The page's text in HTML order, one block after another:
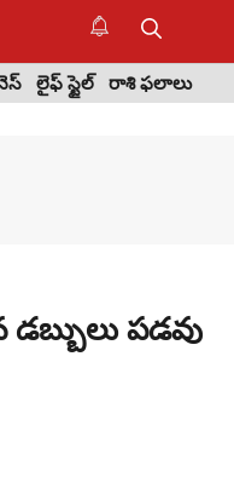
లైఫ్ స్టైల్ రాశి ఫలాలు
పడవు